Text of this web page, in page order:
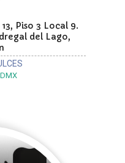
Piso 3 Local 9.
del Lago,